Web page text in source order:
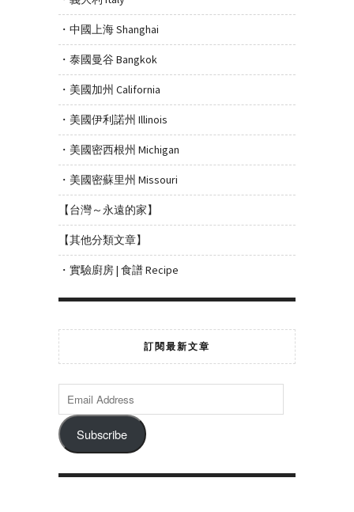
・中國上海 Shanghai
・泰國曼谷 Bangkok
・美國加州 California
・美國伊利諾州 Illinois
・美國密西根州 Michigan
・美國密蘇里州 Missouri
【台灣～永遠的家】
【其他分類文章】
・實驗廚房 | 食譜 Recipe
訂閱最新文章
Subscribe